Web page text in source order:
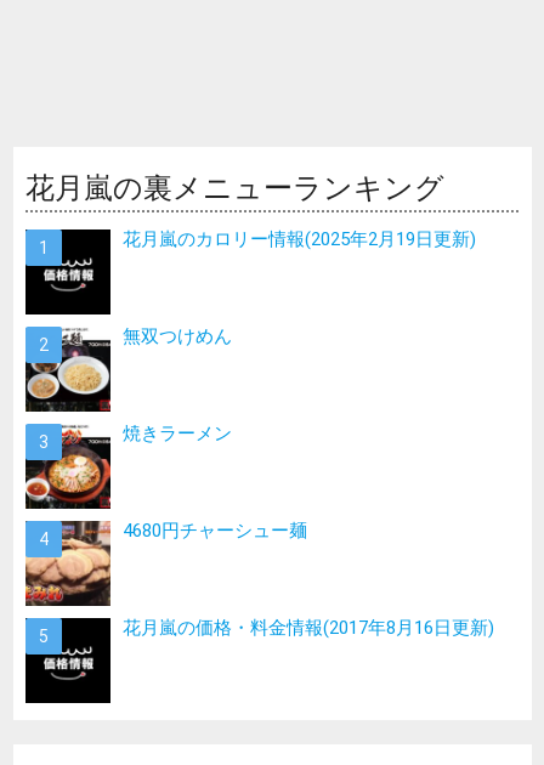
花月嵐の裏メニューランキング
花月嵐のカロリー情報(2025年2月19日更新)
無双つけめん
焼きラーメン
4680円チャーシュー麺
花月嵐の価格・料金情報(2017年8月16日更新)